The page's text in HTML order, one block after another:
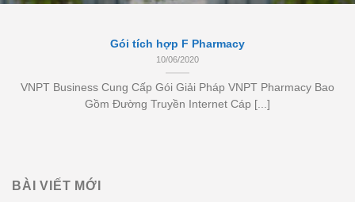
Gói tích hợp F Pharmacy
10/06/2020
VNPT Business Cung Cấp Gói Giải Pháp VNPT Pharmacy Bao
Gồm Đường Truyền Internet Cáp [...]
BÀI VIẾT MỚI